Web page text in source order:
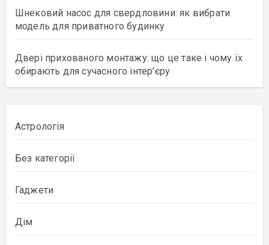
Шнековий насос для свердловини: як вибрати
модель для приватного будинку
Двері прихованого монтажу: що це таке і чому їх
обирають для сучасного інтер’єру
Астрологія
Без категорії
Гаджети
Дім